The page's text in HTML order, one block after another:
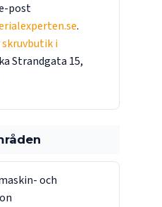
post
.
skruvbutik i
Strandgata 15,
och